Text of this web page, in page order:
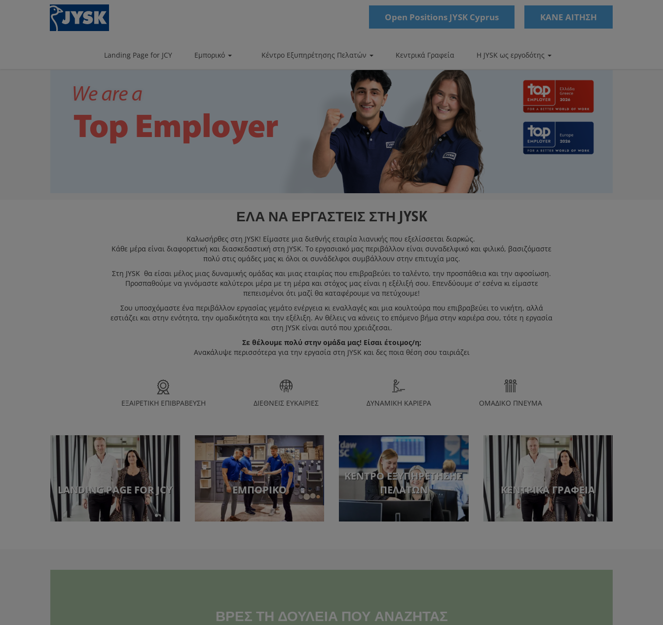
Open Positions JYSK Cyprus ΚΑΝΕ ΑΙΤΗΣΗ
Landing Page for JCY Εμπορικό Κέντρο Εξυπηρέτησης Πελατών Κεντρικά Γραφεία Η JYSK ως εργοδότης
ΕΛΑ ΝΑ ΕΡΓΑΣΤΕΙΣ ΣΤΗ JYSK
Καλωσήρθες στη JYSK! Είμαστε μια διεθνής εταιρία λιανικής που εξελίσσεται διαρκώς.
Κάθε μέρα είναι διαφορετική και διασκεδαστική στη JYSK. Το εργασιακό μας περιβάλλον είναι συναδελφικό και φιλικό, βασιζόμαστε
πολύ στις ομάδες μας κι όλοι οι συνάδελφοι συμβάλλουν στην επιτυχία μας.
Στη JYSK θα είσαι μέλος μιας δυναμικής ομάδας και μιας εταιρίας που επιβραβεύει το ταλέντο, την προσπάθεια και την αφοσίωση.
Προσπαθούμε να γινόμαστε καλύτεροι μέρα με τη μέρα και στόχος μας είναι η εξέλιξή σου. Επενδύουμε σ' εσένα κι είμαστε
πεπεισμένοι ότι μαζί θα καταφέρουμε να πετύχουμε!
Σου υποσχόμαστε ένα περιβάλλον εργασίας γεμάτο ενέργεια κι εναλλαγές και μια κουλτούρα που επιβραβεύει το νικήτη, αλλά
εστιάζει και στην ενότητα, την ομαδικότητα και την εξέλιξη. Αν θέλεις να κάνεις το επόμενο βήμα στην καριέρα σου, τότε η εργασία
στη JYSK είναι αυτό που χρειάζεσαι.
Σε θέλουμε πολύ στην ομάδα μας! Είσαι έτοιμος/η;
Ανακάλυψε περισσότερα για την εργασία στη JYSK και δες ποια θέση σου ταιριάζει
ΕΞΑΙΡΕΤΙΚΗ ΕΠΙΒΡΑΒΕΥΣΗ ΔΙΕΘΝΕΙΣ ΕΥΚΑΙΡΙΕΣ ΔΥΝΑΜΙΚΗ ΚΑΡΙΕΡΑ ΟΜΑΔΙΚΟ ΠΝΕΥΜΑ
LANDING PAGE FOR JCY ΕΜΠΟΡΙΚΌ
ΚΈΝΤΡΟ ΕΞΥΠΗΡΈΤΗΣΗΣ
ΠΕΛΑΤΏΝ
ΚΕΝΤΡΙΚΆ ΓΡΑΦΕΊΑ
ΒΡΕΣ ΤΗ ΔΟΥΛΕΙΑ ΠΟΥ ΑΝΑΖΗΤΑΣ